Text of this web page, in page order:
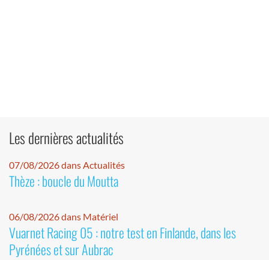
Les dernières actualités
07/08/2026 dans Actualités
Thèze : boucle du Moutta
06/08/2026 dans Matériel
Vuarnet Racing 05 : notre test en Finlande, dans les
Pyrénées et sur Aubrac